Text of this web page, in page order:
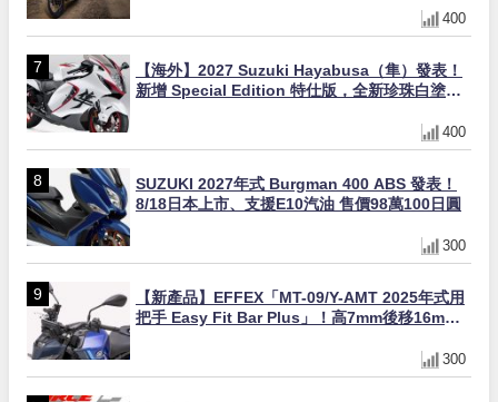
400
【海外】2027 Suzuki Hayabusa（隼）發表！
新增 Special Edition 特仕版，全新珍珠白塗裝
400
SUZUKI 2027年式 Burgman 400 ABS 發表！
8/18日本上市、支援E10汽油 售價98萬100日圓
300
【新產品】EFFEX「MT-09/Y-AMT 2025年式用
把手 Easy Fit Bar Plus」！高7mm後移16mm
300